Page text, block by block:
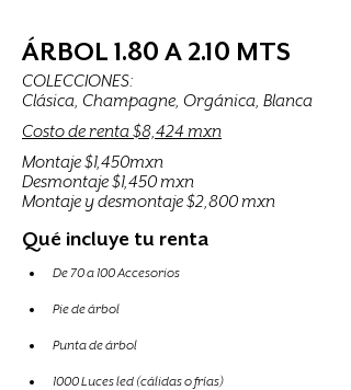
ÁRBOL 1.80 A 2.10 MTS
COLECCIONES:
Clásica, Champagne, Orgánica, Blanca
Costo de renta $8,424 mxn
Montaje $1,450mxn
Desmontaje $1,450 mxn
Montaje y desmontaje $2,800 mxn
Qué incluye tu renta
De 70 a 100 Accesorios
Pie de árbol
Punta de árbol
1000 Luces led (cálidas o frías)